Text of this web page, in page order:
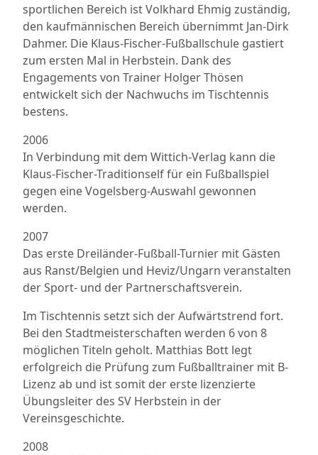
sportlichen Bereich ist Volkhard Ehmig zuständig,
den kaufmännischen Bereich übernimmt Jan-Dirk
Dahmer. Die Klaus-Fischer-Fußballschule gastiert
zum ersten Mal in Herbstein. Dank des
Engagements von Trainer Holger Thösen
entwickelt sich der Nachwuchs im Tischtennis
bestens.
2006
In Verbindung mit dem Wittich-Verlag kann die
Klaus-Fischer-Traditionself für ein Fußballspiel
gegen eine Vogelsberg-Auswahl gewonnen
werden.
2007
Das erste Dreiländer-Fußball-Turnier mit Gästen
aus Ranst/Belgien und Heviz/Ungarn veranstalten
der Sport- und der Partnerschaftsverein.
Im Tischtennis setzt sich der Aufwärtstrend fort.
Bei den Stadtmeisterschaften werden 6 von 8
möglichen Titeln geholt. Matthias Bott legt
erfolgreich die Prüfung zum Fußballtrainer mit B-
Lizenz ab und ist somit der erste lizenzierte
Übungsleiter des SV Herbstein in der
Vereinsgeschichte.
2008